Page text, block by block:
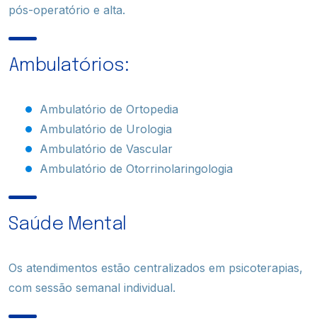
pós-operatório e alta.
Ambulatórios:
Ambulatório de Ortopedia
Ambulatório de Urologia
Ambulatório de Vascular
Ambulatório de Otorrinolaringologia
Saúde Mental
Os atendimentos estão centralizados em psicoterapias,
com sessão semanal individual.